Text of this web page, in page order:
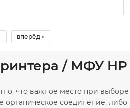
вперёд »
/ МФУ HP
что важное место при
органическое соединение,